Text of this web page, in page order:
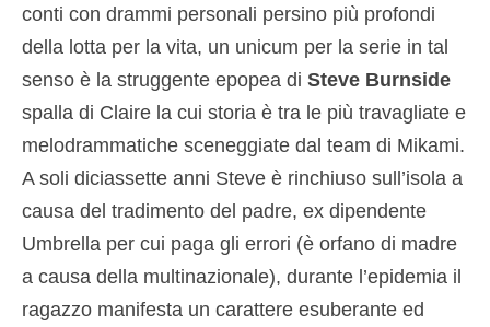
conti con drammi personali persino più profondi
della lotta per la vita, un unicum per la serie in tal
senso è la struggente epopea di Steve Burnside
spalla di Claire la cui storia è tra le più travagliate e
melodrammatiche sceneggiate dal team di Mikami.
A soli diciassette anni Steve è rinchiuso sull’isola a
causa del tradimento del padre, ex dipendente
Umbrella per cui paga gli errori (è orfano di madre
a causa della multinazionale), durante l’epidemia il
ragazzo manifesta un carattere esuberante ed